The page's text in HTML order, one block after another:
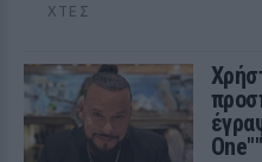
ΧΤΕΣ